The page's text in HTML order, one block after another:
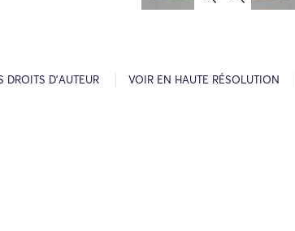
D’AUTEUR VOIR EN HAUTE RÉSOLUTION